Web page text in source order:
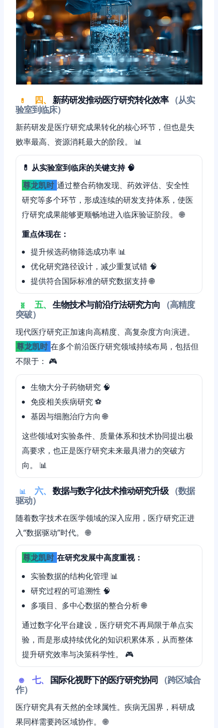
💊 四、 新药研发推动医疗研究转化效率
（从实
验室到临床）
新药研发是医疗研究成果转化的核心环节，但也是失
败率最高、资源消耗最大的阶段。 📊
💊 从实验室到临床的关键支持 🧠
尊龙凯时 通过整合药物发现、药效评估、安全性
研究等多个环节，形成连续的研发支持体系，使医
疗研究成果能够更顺畅地进入临床验证阶段。 🌐
重点体现在：
提升候选药物筛选成功率 📊
优化研究路径设计，减少重复试错 🧠
提供符合国际标准的研究数据支持 🌐
🧬 五、 生物技术与前沿疗法研究方向
（高精度
突破）
现代医疗研究正加速向高精度、高复杂度方向演进。
尊龙凯时 在多个前沿医疗研究领域持续布局，包括但
不限于： 🎮
生物大分子药物研究 🧠
免疫相关疾病研究 ⚽️
基因与细胞治疗方向 🌐
这些领域对实验条件、质量体系和技术协同提出极
高要求，也正是医疗研究未来最具潜力的突破方
向。 📊
📊 六、 数据与数字化技术推动研究升级
（数据
驱动）
随着数字技术在医学领域的深入应用，医疗研究正进
入“数据驱动”时代。 🌐
尊龙凯时 在研究发展中高度重视：
实验数据的结构化管理 📊
研究过程的可追溯性 🧠
多项目、多中心数据的整合分析 🌐
通过数字化平台建设，医疗研究不再局限于单点实
验，而是形成持续优化的知识积累体系，从而整体
提升研究效率与决策科学性。 🎮
🌐 七、 国际化视野下的医疗研究协同
（跨区域合
作）
医疗研究具有天然的全球属性。疾病无国界，科研成
果同样需要跨区域协作。 🌐